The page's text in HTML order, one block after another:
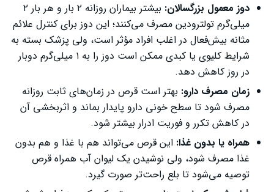
دوز معمول بزرگسالان:
بیشتر بیماران روزانه ۲ بار و هر بار ۲
میلی‌گرم تولترودین مصرف می‌کنند؛ این دوز برای کنترل علائم
مثانه بیش‌فعال در اغلب افراد مؤثر است، ولی پزشک بسته به
شرایط کلیوی یا کبدی ممکن است دوز را به ۱ میلی‌گرم دوبار
در روز کاهش دهد.
زمان مصرف دارو: بهتر است قرص در زمان‌های ثابت روزانه
مصرف شود تا سطح خونی دارو پایدار بماند و اثربخشی آن
در کاهش تکرر و فوریت ادرار بیشتر شود.
همراه یا بدون غذا: این قرص می‌تواند هم با غذا و هم بدون
غذا مصرف شود، ولی نوشیدن یک لیوان آب همراه قرص
توصیه می‌شود تا بلع راحت‌تر صورت گیرد.